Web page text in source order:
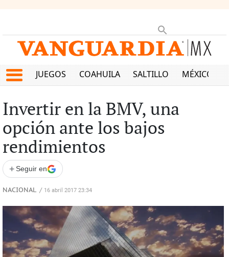
JUEGOS COAHUILA SALTILLO MÉXICO
Invertir en la BMV, una
opción ante los bajos
rendimientos
+ Seguir en
NACIONAL / 16 abril 2017 23:34